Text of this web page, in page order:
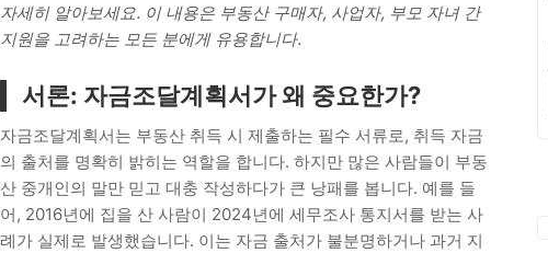
자세히 알아보세요. 이 내용은 부동산 구매자, 사업자, 부모 자녀 간
지원을 고려하는 모든 분에게 유용합니다.
서론: 자금조달계획서가 왜 중요한가?
자금조달계획서는 부동산 취득 시 제출하는 필수 서류로, 취득 자금
의 출처를 명확히 밝히는 역할을 합니다. 하지만 많은 사람들이 부동
산 중개인의 말만 믿고 대충 작성하다가 큰 낭패를 봅니다. 예를 들
어, 2016년에 집을 산 사람이 2024년에 세무조사 통지서를 받는 사
례가 실제로 발생했습니다. 이는 자금 출처가 불분명하거나 과거 지